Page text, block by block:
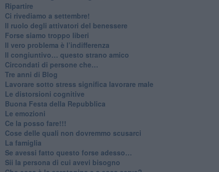
Ripartire
​Ci rivediamo a settembre!
​Il ruolo degli attivatori del benessere
​Forse siamo troppo liberi
​Il vero problema è l’indifferenza
​Il congiuntivo… questo strano amico
​Circondati di persone che…
​Tre anni di Blog
​Lavorare sotto stress significa lavorare male
​Le distorsioni cognitive
​Buona Festa della Repubblica
Le emozioni
​Ce la posso fare!!!
​Cose delle quali non dovremmo scusarci
​La famiglia
​Se avessi fatto questo forse adesso…
​Sii la persona di cui avevi bisogno